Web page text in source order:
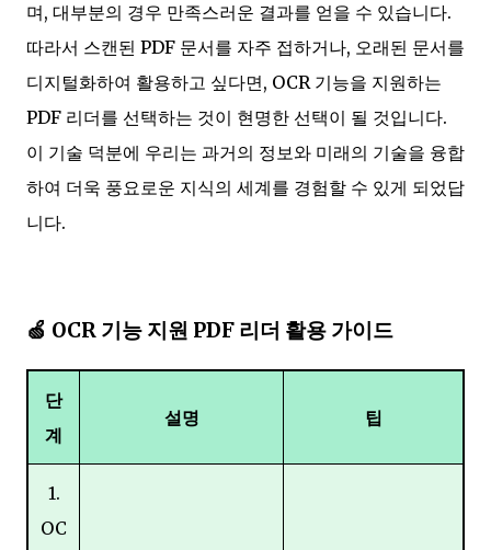
며, 대부분의 경우 만족스러운 결과를 얻을 수 있습니다.
따라서 스캔된 PDF 문서를 자주 접하거나, 오래된 문서를
디지털화하여 활용하고 싶다면, OCR 기능을 지원하는
PDF 리더를 선택하는 것이 현명한 선택이 될 것입니다.
이 기술 덕분에 우리는 과거의 정보와 미래의 기술을 융합
하여 더욱 풍요로운 지식의 세계를 경험할 수 있게 되었답
니다.
🍏 OCR 기능 지원 PDF 리더 활용 가이드
단
계
설명 팁
1.
OC